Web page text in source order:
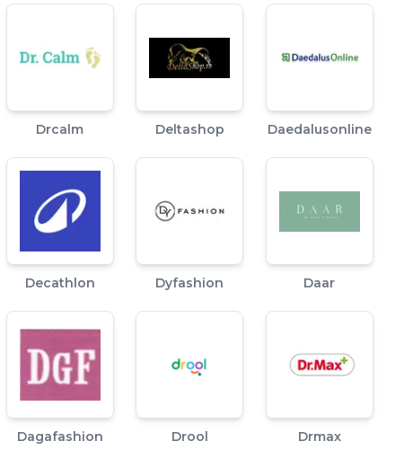
Drcalm Deltashop Daedalusonline
Decathlon Dyfashion Daar
Dagafashion Drool Drmax